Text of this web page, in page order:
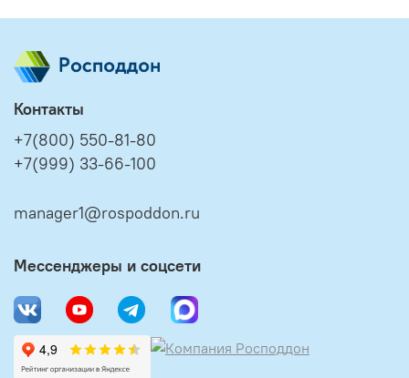
Контакты
+7(800) 550-81-80
+7(999) 33-66-100
manager1@rospoddon.ru
Мессенджеры и соцсети